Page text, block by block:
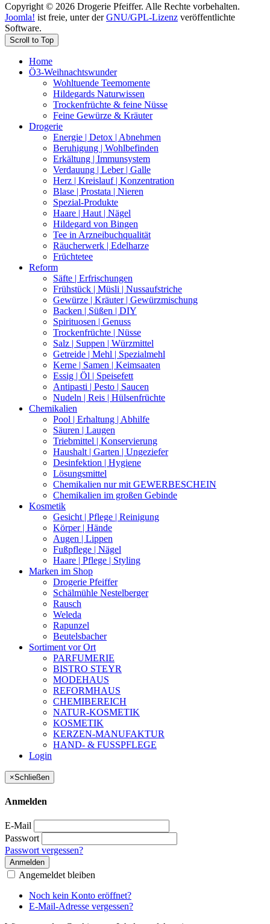
Copyright © 2026 Drogerie Pfeiffer. Alle Rechte vorbehalten.
Joomla! ist freie, unter derGNU/GPL-Lizenz veröffentlichte
Software.
Scroll to Top
Home
Ö3-Weihnachtswunder
Wohltuende Teemomente
Hildegards Naturwissen
Trockenfrüchte & feine Nüsse
Feine Gewürze & Kräuter
Drogerie
Energie | Detox | Abnehmen
Beruhigung | Wohlbefinden
Erkältung | Immunsystem
Verdauung | Leber | Galle
Herz | Kreislauf | Konzentration
Blase | Prostata | Nieren
Spezial-Produkte
Haare | Haut | Nägel
Hildegard von Bingen
Tee in Arzneibuchqualität
Räucherwerk | Edelharze
Früchtetee
Reform
Säfte | Erfrischungen
Frühstück | Müsli | Nussaufstriche
Gewürze | Kräuter | Gewürzmischung
Backen | Süßen | DIY
Spirituosen | Genuss
Trockenfrüchte | Nüsse
Salz | Suppen | Würzmittel
Getreide | Mehl | Spezialmehl
Kerne | Samen | Keimsaaten
Essig | Öl | Speisefett
Antipasti | Pesto | Saucen
Nudeln | Reis | Hülsenfrüchte
Chemikalien
Pool | Erhaltung | Abhilfe
Säuren | Laugen
Triebmittel | Konservierung
Haushalt | Garten | Ungeziefer
Desinfektion | Hygiene
Lösungsmittel
Chemikalien nur mit GEWERBESCHEIN
Chemikalien im großen Gebinde
Kosmetik
Gesicht | Pflege | Reinigung
Körper | Hände
Augen | Lippen
Fußpflege | Nägel
Haare | Pflege | Styling
Marken im Shop
Drogerie Pfeiffer
Schälmühle Nestelberger
Rausch
Weleda
Rapunzel
Beutelsbacher
Sortiment vor Ort
PARFUMERIE
BISTRO STEYR
MODEHAUS
REFORMHAUS
CHEMIBEREICH
NATUR-KOSMETIK
KOSMETIK
KERZEN-MANUFAKTUR
HAND- & FUSSPFLEGE
Login
×Schließen
Anmelden
E-Mail
Passwort
Passwort vergessen?
Anmelden
Angemeldet bleiben
Noch kein Konto eröffnet?
E-Mail-Adresse vergessen?